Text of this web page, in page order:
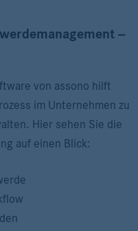
--
von assono hilft
im Unternehmen zu
Hier sehen Sie die
auf einen Blick: